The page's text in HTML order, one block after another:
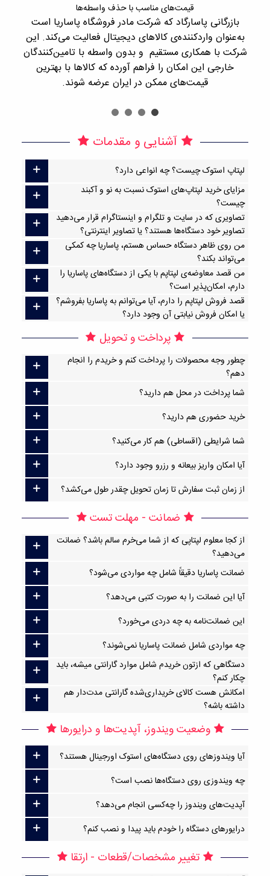
قیمت‌های مناسب با حذف واسطه‌ها
بازرگانی پاسارگاد که شرکت مادر فروشگاه پاساریا است
به‌عنوان واردکننده‌ی کالاهای دیجیتال فعالیت می‌کند. این
شرکت با همکاری مستقیم و بدون واسطه با تامین‌کنندگان
خارجی این امکان را فراهم آورده که کالاها با بهترین
قیمت‌های ممکن در ایران عرضه شوند.
آشنایی و مقدمات
لپتاپ استوک چیست؟ چه انواعی دارد؟
مزایای خرید لپتاپ‌های استوک نسبت به نو و آکبند
چیست؟
تصاویری که در سایت و تلگرام و اینستاگرام قرار می‌دهید
تصاویر خود دستگاه‌ها هستند؟ یا تصاویر اینترنتی؟
من روی ظاهر دستگاه حساس هستم، پاساریا چه کمکی
می‌تواند بکند؟
من قصد معاوضه‌ی لپتاپم با یکی از دستگاه‌های پاساریا را
دارم، امکان‌پذیر است؟
قصد فروش لپتاپم را دارم، آیا می‌توانم به پاساریا بفروشم؟
یا امکان فروش نیابتی آن وجود دارد؟
پرداخت و تحویل
چطور وجه محصولات را پرداخت کنم و خریدم را انجام
دهم؟
شما پرداخت در محل هم دارید؟
خرید حضوری هم دارید؟
شما شرایطی (اقساطی) هم کار می‌کنید؟
آیا امکان واریز بیعانه و رزرو وجود دارد؟
از زمان ثبت سفارش تا زمان تحویل چقدر طول می‌کشد؟
ضمانت - مهلت تست
از کجا معلوم لپتاپی که از شما می‌خرم سالم باشد؟ ضمانت
می‌دهید؟
ضمانت پاساریا دقیقاً شامل چه مواردی می‌شود؟
آیا این ضمانت را به صورت کتبی می‌دهد؟
این ضمانت‌نامه به چه دردی می‌خورد؟
چه مواردی شامل ضمانت پاساریا نمی‌شوند؟
دستگاهی که ازتون خریدم شامل موارد گارانتی میشه، باید
چکار کنم؟
امکانش هست کالای خریداری‌شده گارانتی مدت‌دار هم
داشته باشه؟
وضعیت ویندوز، آپدیت‌ها و درایورها
آیا ویندوزهای روی دستگاه‌های استوک اورجینال هستند؟
چه ویندوزی روی دستگاه‌ها نصب است؟
آپدیت‌های ویندوز را چه‌کسی انجام می‌دهد؟
درایورهای دستگاه را خودم باید پیدا و نصب کنم؟
تغییر مشخصات/قطعات - ارتقا